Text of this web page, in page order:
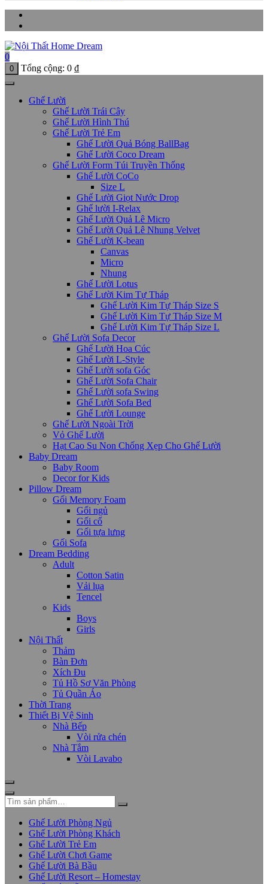
0
0 Tổng cộng: 0 ₫
Ghế Lười
Ghế Lười Trái Cây
Ghế Lười Hình Thú
Ghế Lười Trẻ Em
Ghế Lười Quả Bóng BallBag
Ghế Lười Coco Dream
Ghế Lười Form Túi Truyền Thống
Ghế Lười CoCo
Size L
Ghế Lười Giọt Nước Drop
Ghế lười I-Relax
Ghế Lười Quả Lê Micro
Ghế Lười Quả Lê Nhung Velvet
Ghế Lười K-bean
Canvas
Micro
Nhung
Ghế Lười Lotus
Ghế Lười Kim Tự Tháp
Ghế Lười Kim Tự Tháp Size S
Ghế Lười Kim Tự Tháp Size M
Ghế Lười Kim Tự Tháp Size L
Ghế Lười Sofa Decor
Ghế Lười Hoa Cúc
Ghế Lười L-Style
Ghế Lười sofa Góc
Ghế Lười Sofa Chair
Ghế Lười sofa Swing
Ghế Lười Sofa Bed
Ghế Lười Lounge
Ghế Lười Ngoài Trời
Vỏ Ghế Lười
Hạt Cao Su Non Chống Xẹp Cho Ghế Lười
Baby Dream
Baby Room
Decor for Kids
Pillow Dream
Gối Memory Foam
Gối ngủ
Gối cổ
Gối tựa lưng
Gối Sofa
Dream Bedding
Adult
Cotton Satin
Vải lụa
Tencel
Kids
Boys
Girls
Nội Thất
Thảm
Bàn Đơn
Xích Đu
Tủ Hồ Sơ Văn Phòng
Tủ Quần Áo
Thời Trang
Thiết Bị Vệ Sinh
Nhà Bếp
Vòi rửa chén
Nhà Tắm
Vòi Lavabo
Ghế Lười Phòng Ngủ
Ghế Lười Phòng Khách
Ghế Lười Trẻ Em
Ghế Lười Chơi Game
Ghế Lười Bà Bầu
Ghế Lười Resort – Homestay